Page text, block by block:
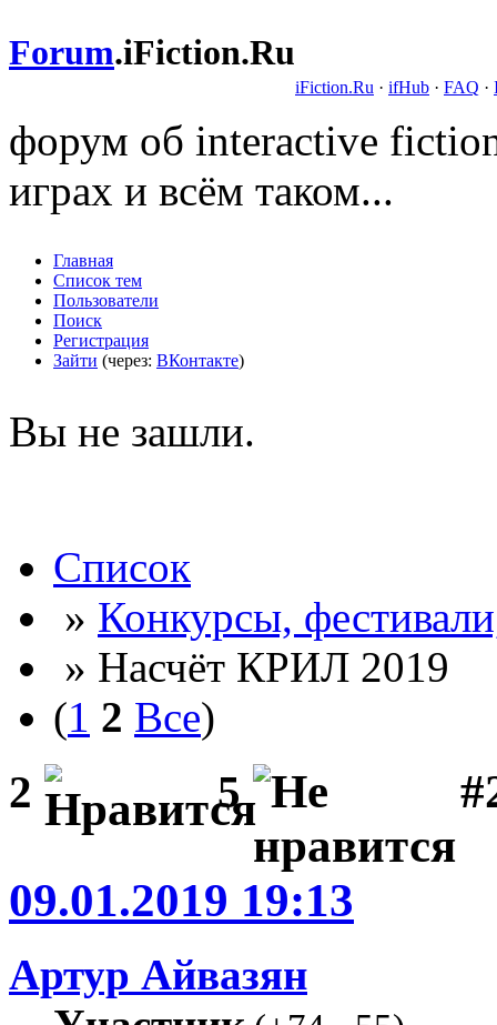
Forum.iFiction.Ru
iFiction.Ru · ifHub · FAQ ·
форум об interactive
играх и всём таком...
Главная
Список тем
Пользователи
Поиск
Регистрация
Зайти (через: ВКонтакте)
Вы не зашли.
Список
» Конкурсы,
» Насчёт КРИЛ 2019
(1 2 Все)
2 5
09.01.2019 19:13
Артур Айвазян